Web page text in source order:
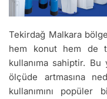
Tekirdağ Malkara
hem konut hem de
kullanıma sahiptir.
ölçüde artmasına
kullanımını